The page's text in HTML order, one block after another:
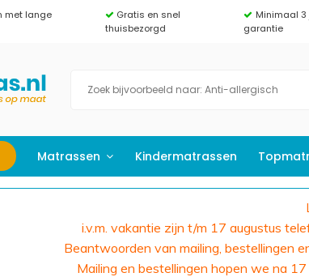
met lange
Gratis en snel
thuisbezorgd
Minimaal
garantie
Matrassen Kindermatrassen
i.v.m. vakantie zijn t/m 17 augustus
Beantwoorden van mailing, bestellingen
Mailing en bestellingen hopen we na